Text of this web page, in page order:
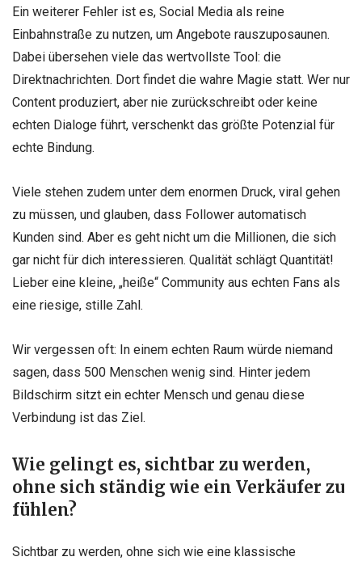
Ein weiterer Fehler ist es, Social Media als reine
Einbahnstraße zu nutzen, um Angebote rauszuposaunen.
Dabei übersehen viele das wertvollste Tool: die
Direktnachrichten. Dort findet die wahre Magie statt. Wer nur
Content produziert, aber nie zurückschreibt oder keine
echten Dialoge führt, verschenkt das größte Potenzial für
echte Bindung.
Viele stehen zudem unter dem enormen Druck, viral gehen
zu müssen, und glauben, dass Follower automatisch
Kunden sind. Aber es geht nicht um die Millionen, die sich
gar nicht für dich interessieren. Qualität schlägt Quantität!
Lieber eine kleine, „heiße“ Community aus echten Fans als
eine riesige, stille Zahl.
Wir vergessen oft: In einem echten Raum würde niemand
sagen, dass 500 Menschen wenig sind. Hinter jedem
Bildschirm sitzt ein echter Mensch und genau diese
Verbindung ist das Ziel.
Wie gelingt es, sichtbar zu werden,
ohne sich ständig wie ein Verkäufer zu
fühlen?
Sichtbar zu werden, ohne sich wie eine klassische